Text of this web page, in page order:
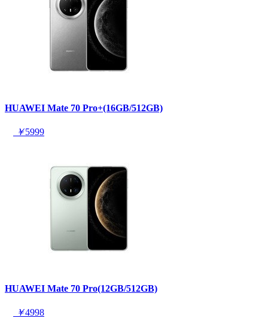
HUAWEI Mate 70 Pro+(16GB/512GB)
￥5999
HUAWEI Mate 70 Pro(12GB/512GB)
￥4998